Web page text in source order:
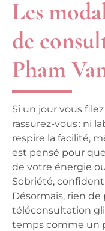
Les
de
Pham
Si un jour vous
rassurez-vous : ni
respire la facilité,
est pensé pour
de votre énergie
Sobriété,
Désormais, rien de
téléconsultation
temps comme un